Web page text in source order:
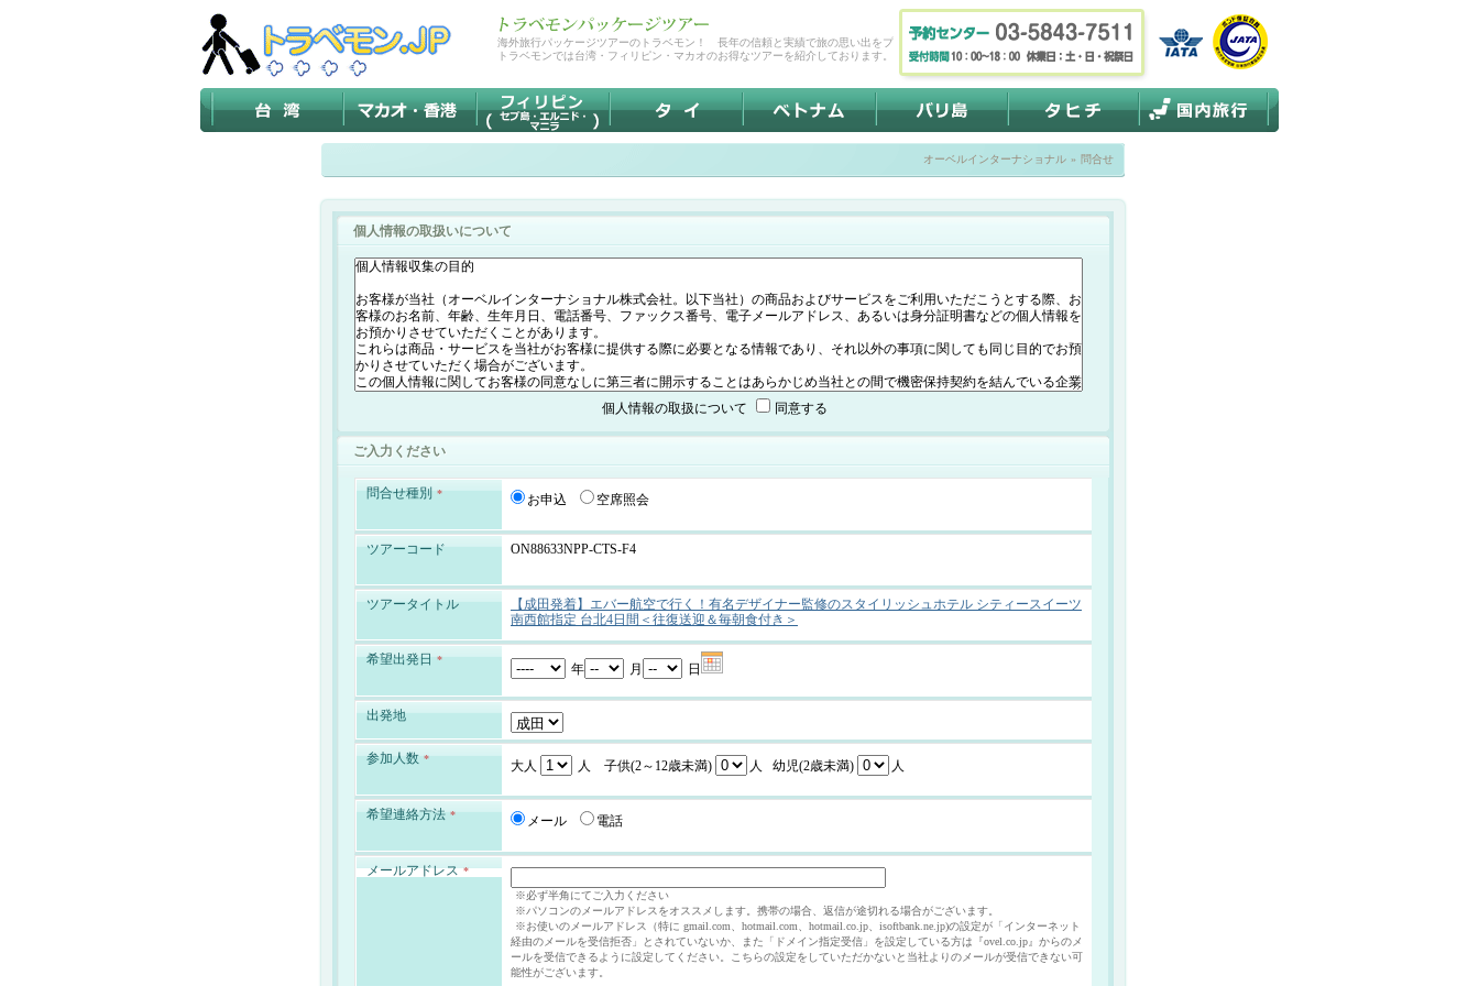
海外旅行パッケージツアーのトラベモン！ 長年の信頼と実績で旅の思い出をプロデュース！
トラベモンでは台湾・フィリピン・マカオのお得なツアーを紹介しております。
オーベルインターナショナル » 問合せ
個人情報の取扱いについて
個人情報の取扱について 同意する
ご入力ください
問合せ種別 * お申込 空席照会
ツアーコード ON88633NPP-CTS-F4
ツアータイトル
【成田発着】エバー航空で行く！有名デザイナー監修のスタイリッシュホテル シティースイーツ
南西館指定 台北4日間＜往復送迎＆毎朝食付き＞
希望出発日 *
年 月 日
出発地
参加人数 * 大人 人 子供(2～12歳未満) 人 幼児(2歳未満) 人
希望連絡方法 * メール 電話
メールアドレス *
※必ず半角にてご入力ください
※パソコンのメールアドレスをオススメします。携帯の場合、返信が途切れる場合がございます。
※お使いのメールアドレス（特に gmail.com、hotmail.com、hotmail.co.jp、isoftbank.ne.jp)の設定が「インターネット
経由のメールを受信拒否」とされていないか、また「ドメイン指定受信」を設定している方は『ovel.co.jp』からのメ
ールを受信できるように設定してください。こちらの設定をしていただかないと当社よりのメールが受信できない可
能性がございます。